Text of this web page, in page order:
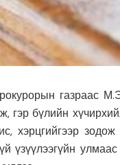
газраас
гэр бүлийн
хэрцгийгээр
үзүүлээгүйн